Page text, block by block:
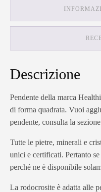
Descrizione
Pendente della marca
di forma quadrata. Vuoi
pendente, consulta la
Tutte le pietre, minerali e
unici e certificati. Pertanto
perché ne è disponibile
La rodocrosite è adatta alle